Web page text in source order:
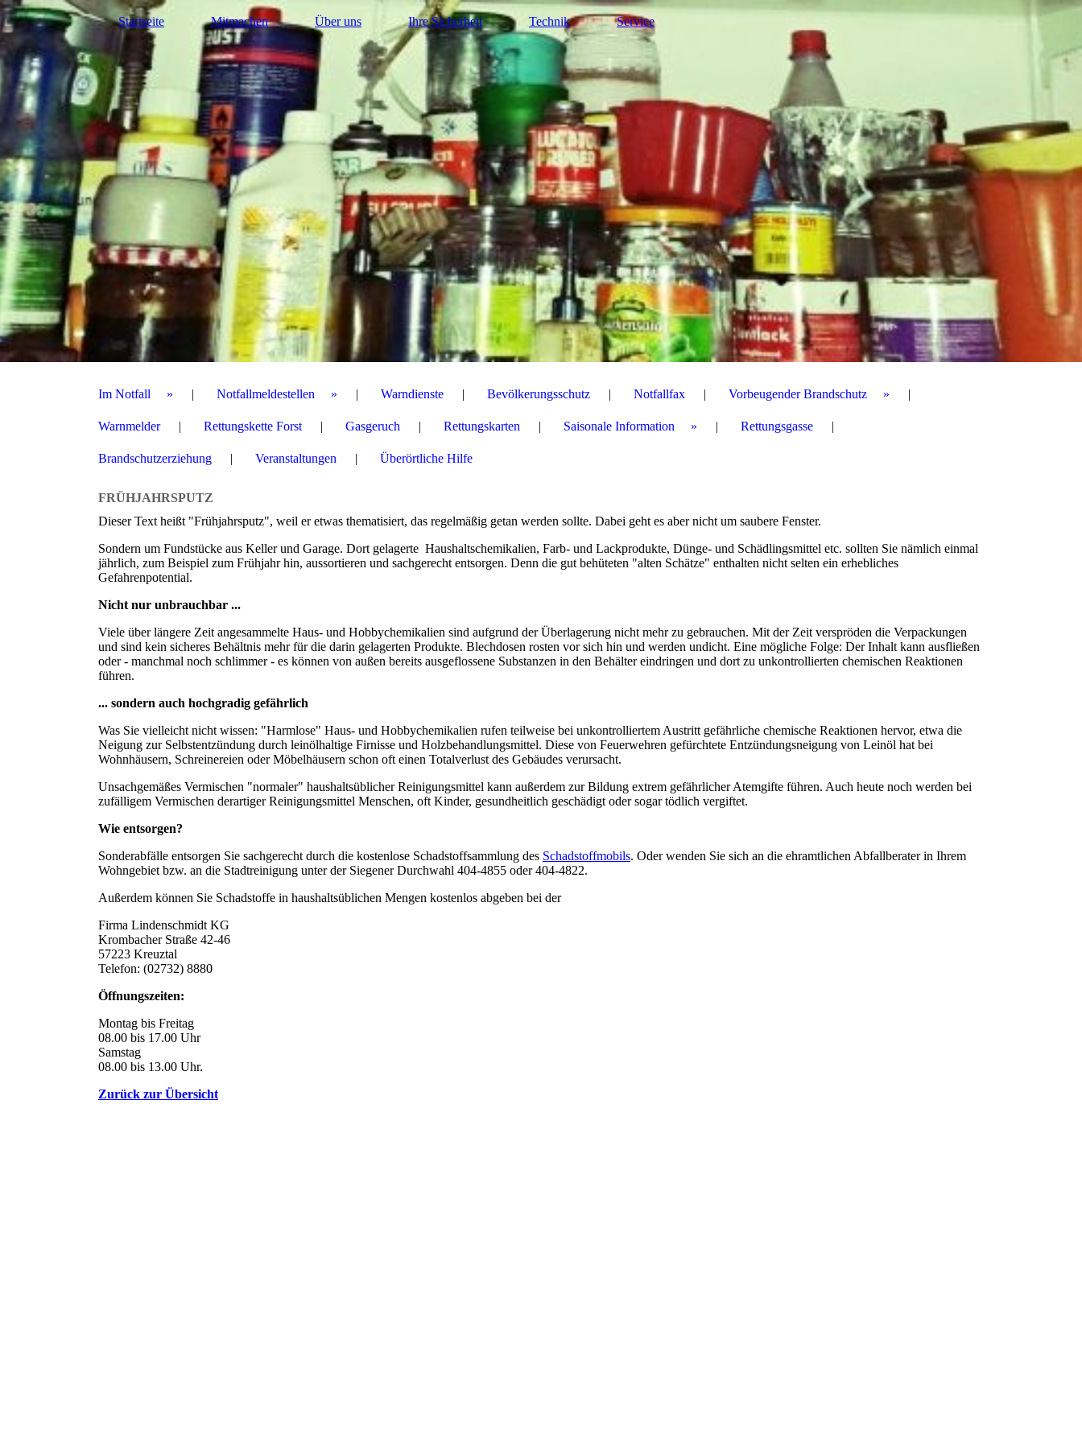
Startseite Mitmachen Über uns Ihre Sicherheit Technik Service
Im Notfall Notfallmeldestellen Warndienste Bevölkerungsschutz Notfallfax Vorbeugender Brandschutz
Warnmelder Rettungskette Forst Gasgeruch Rettungskarten Saisonale Information Rettungsgasse
Brandschutzerziehung Veranstaltungen Überörtliche Hilfe
FRÜHJAHRSPUTZ
Dieser Text heißt "Frühjahrsputz", weil er etwas thematisiert, das regelmäßig getan werden sollte. Dabei geht es aber nicht um saubere Fenster.
Sondern um Fundstücke aus Keller und Garage. Dort gelagerte Haushaltschemikalien, Farb- und Lackprodukte, Dünge- und Schädlingsmittel etc. sollten Sie nämlich einmal
jährlich, zum Beispiel zum Frühjahr hin, aussortieren und sachgerecht entsorgen. Denn die gut behüteten "alten Schätze" enthalten nicht selten ein erhebliches
Gefahrenpotential.
Nicht nur unbrauchbar ...
Viele über längere Zeit angesammelte Haus- und Hobbychemikalien sind aufgrund der Überlagerung nicht mehr zu gebrauchen. Mit der Zeit verspröden die Verpackungen
und sind kein sicheres Behältnis mehr für die darin gelagerten Produkte. Blechdosen rosten vor sich hin und werden undicht. Eine mögliche Folge: Der Inhalt kann ausfließen
oder - manchmal noch schlimmer - es können von außen bereits ausgeflossene Substanzen in den Behälter eindringen und dort zu unkontrollierten chemischen Reaktionen
führen.
... sondern auch hochgradig gefährlich
Was Sie vielleicht nicht wissen: "Harmlose" Haus- und Hobbychemikalien rufen teilweise bei unkontrolliertem Austritt gefährliche chemische Reaktionen hervor, etwa die
Neigung zur Selbstentzündung durch leinölhaltige Firnisse und Holzbehandlungsmittel. Diese von Feuerwehren gefürchtete Entzündungsneigung von Leinöl hat bei
Wohnhäusern, Schreinereien oder Möbelhäusern schon oft einen Totalverlust des Gebäudes verursacht.
Unsachgemäßes Vermischen "normaler" haushaltsüblicher Reinigungsmittel kann außerdem zur Bildung extrem gefährlicher Atemgifte führen. Auch heute noch werden bei
zufälligem Vermischen derartiger Reinigungsmittel Menschen, oft Kinder, gesundheitlich geschädigt oder sogar tödlich vergiftet.
Wie entsorgen?
Sonderabfälle entsorgen Sie sachgerecht durch die kostenlose Schadstoffsammlung des Schadstoffmobils. Oder wenden Sie sich an die ehramtlichen Abfallberater in Ihrem
Wohngebiet bzw. an die Stadtreinigung unter der Siegener Durchwahl 404-4855 oder 404-4822.
Außerdem können Sie Schadstoffe in haushaltsüblichen Mengen kostenlos abgeben bei der
Firma Lindenschmidt KG
Krombacher Straße 42-46
57223 Kreuztal
Telefon: (02732) 8880
Öffnungszeiten:
Montag bis Freitag
08.00 bis 17.00 Uhr
Samstag
08.00 bis 13.00 Uhr.
Zurück zur Übersicht